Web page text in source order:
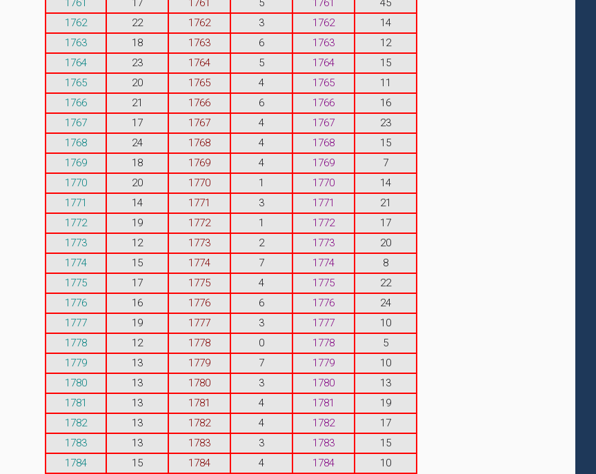
1761
17 1761 5 1761
45
1762
22 1762 3 1762
14
1763
18 1763 6 1763
12
1764
23 1764 5 1764
15
1765
20 1765 4 1765
11
1766
21 1766 6 1766
16
1767
17 1767 4 1767
23
1768
24 1768 4 1768
15
1769
18 1769 4 1769
7
1770
20 1770 1 1770
14
1771
14 1771 3 1771
21
1772
19 1772 1 1772
17
1773
12 1773 2 1773
20
1774
15 1774 7 1774
8
1775
17 1775 4 1775
22
1776
16 1776 6 1776
24
1777
19 1777 3 1777
10
1778
12 1778 0 1778
5
1779
13 1779 7 1779
10
1780
13 1780 3 1780
13
1781
13 1781 4 1781
19
1782
13 1782 4 1782
17
1783
13 1783 3 1783
15
1784
15 1784 4 1784
10